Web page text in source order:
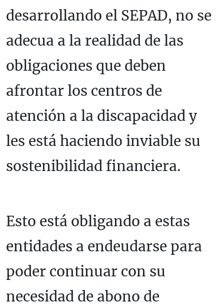
desarrollando el SEPAD, no se
adecua a la realidad de las
obligaciones que deben
afrontar los centros de
atención a la discapacidad y
les está haciendo inviable su
sostenibilidad financiera.
Esto está obligando a estas
entidades a endeudarse para
poder continuar con su
necesidad de abono de